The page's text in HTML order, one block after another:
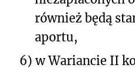
również będą
aportu,
6) w Wariancie II